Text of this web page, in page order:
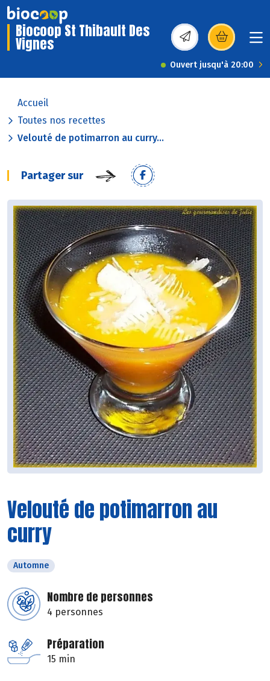
Biocoop St Thibault Des
Vignes (s’ouvre dans une
Ouvert jusqu'à 20:00
Accueil
Toutes nos recettes
Velouté de potimarron au curry...
Partager sur
Velouté de potimarron au
curry
Automne
Nombre de personnes
4 personnes
Préparation
15 min